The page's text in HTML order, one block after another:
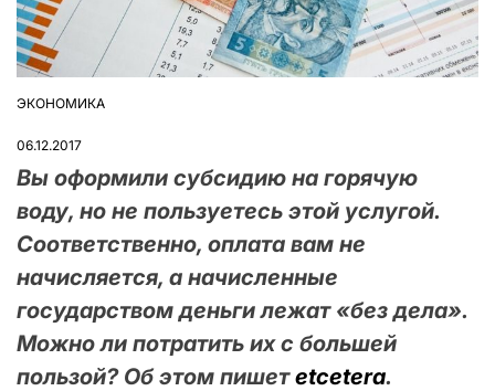
ОПУБЛІКУВАТИ
ЭКОНОМИКА
06.12.2017
Вы оформили субсидию на горячую
воду, но не пользуетесь этой услугой.
Соответственно, оплата вам не
начисляется, а начисленные
государством деньги лежат «без дела».
Можно ли потратить их с большей
пользой? Об этом пишетetcetera.